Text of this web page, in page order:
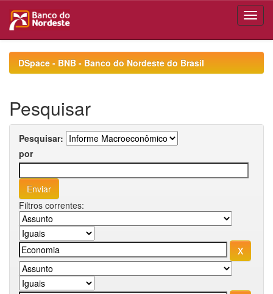
navigationDSpace - BNB - Banco do Nordeste do Brasil
Pesquisar
Pesquisar:
por
Filtros correntes: